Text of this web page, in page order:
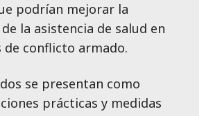
podrían mejorar la
la asistencia de salud en
de conflicto armado.
se presentan como
prácticas y medidas